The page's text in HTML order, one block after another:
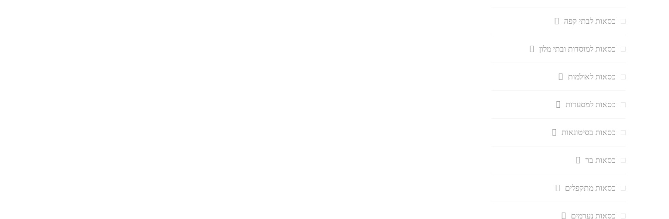
כסאות לבתי קפה
כסאות למוסדות ובתי מלון
כסאות לאולמות
כסאות למסעדות
כסאות בסיטונאות
כסאות בר
כסאות מתקפלים
כסאות נערמים